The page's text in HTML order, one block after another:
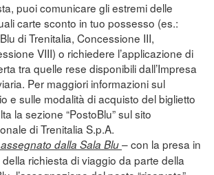
puoi comunicare gli estremi delle
carte sconto in tuo possesso (es.:
di Trenitalia, Concessione III,
VIII) o richiedere l’applicazione di
tra quelle rese disponibili dall’Impresa
Per maggiori informazioni sul
e sulle modalità di acquisto del biglietto
la sezione “PostoBlu” sul sito
di Trenitalia S.p.A.
dalla Sala Blu– con la presa in
richiesta di viaggio da parte della